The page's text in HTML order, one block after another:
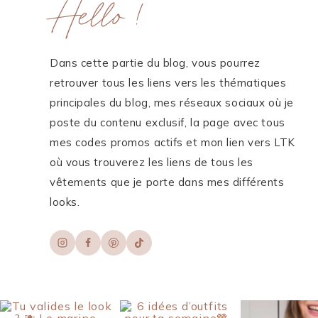
Hello !
Dans cette partie du blog, vous pourrez
retrouver tous les liens vers les thématiques
principales du blog, mes réseaux sociaux où je
poste du contenu exclusif, la page avec tous
mes codes promos actifs et mon lien vers LTK
où vous trouverez les liens de tous les
vêtements que je porte dans mes différents
looks.